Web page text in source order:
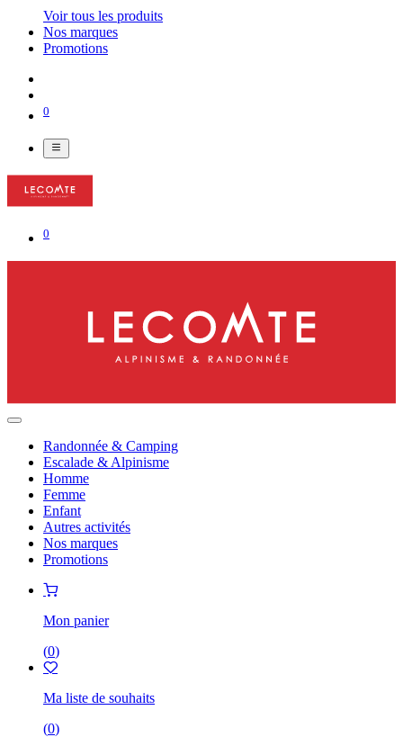
Voir tous les produits
Nos marques
Promotions
0
0
Randonnée & Camping
Escalade & Alpinisme
Homme
Femme
Enfant
Autres activités
Nos marques
Promotions
Mon panier
(0)
Ma liste de souhaits
(0)